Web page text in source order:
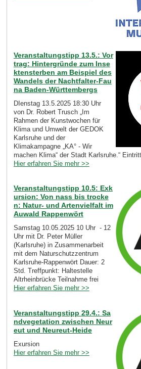
Veranstaltungstipp 13.5.: Vor
trag: Hintergründe zum Inse
ktensterben am Beispiel des
Wandels der Nachtfalter-Fau
na Baden-Württembergs
DIenstag 13.5.2025 18:30 Uhr
von Dr. Robert Trusch „Im
Rahmen der Kunstwochen für
Klima und Umwelt der GEDOK
Karlsruhe und der
Klimakampagne „KA° - Wir
machen Klima“ der Stadt Karlsruhe.“
Hier erfahren Sie mehr >>
Veranstaltungstipp 10.5: Exk
ursion: Von nass bis trocke
n: Natur- und Artenvielfalt im
Auwald Rappenwört
Samstag 10.05.2025 10 Uhr - 12
Uhr mit Dr. Peter Müller
(Karlsruhe) in Zusammenarbeit
mit dem Naturschutzzentrum
Karlsruhe-Rappenwört Dauer: 2
Std. Treffpunkt: Haltestelle
Altrheinbrücke Teilnahme frei
Hier erfahren Sie mehr >>
Veranstaltungstipp 29.4.: Sa
ndvegetation zwischen Neur
eut und Neureut-Heide
Exursion
Hier erfahren Sie mehr >>